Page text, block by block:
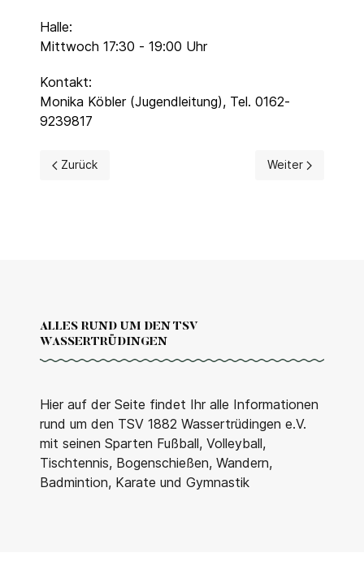
Halle:
Mittwoch 17:30 - 19:00 Uhr
Kontakt:
Monika Köbler (Jugendleitung), Tel. 0162-
9239817
Vorheriger Beitrag: G-Junioren
Zurück Nächster
Weiter
ALLES RUND UM DEN TSV
WASSERTRÜDINGEN
Hier auf der Seite findet Ihr alle Informationen
rund um den TSV 1882 Wassertrüdingen e.V.
mit seinen Sparten Fußball, Volleyball,
Tischtennis, Bogenschießen, Wandern,
Badmintion, Karate und Gymnastik